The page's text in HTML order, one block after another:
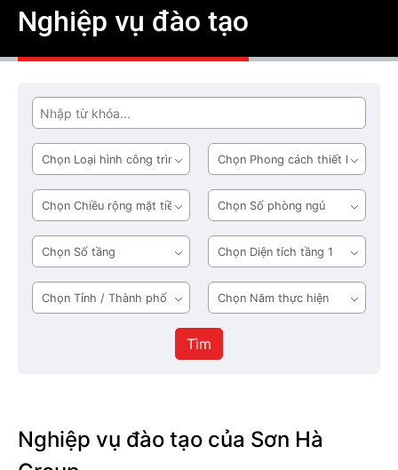
Nghiệp vụ đào tạo
Tìm
Loại
hình
công
trình
Phong
cách
thiết
kế
Chiều
rộng
mặt
tiền
Số
phòng
ngủ
Số
tầng
Diện
tích
tầng
1
Tỉnh
/
Năm
thực
hiện
Tìm
Nghiệp vụ đào tạo của Sơn Hà